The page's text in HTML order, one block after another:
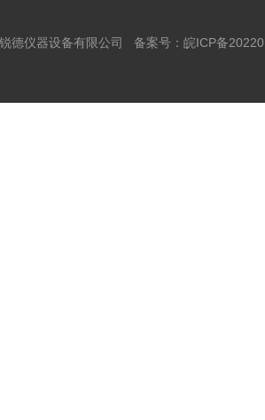
德仪器设备有限公司 备案号： 皖ICP备